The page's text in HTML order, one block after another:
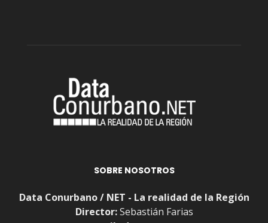
SOBRE NOSOTROS
Data Conurbano / NET - La realidad de la Región
Director:Sebastián Farias